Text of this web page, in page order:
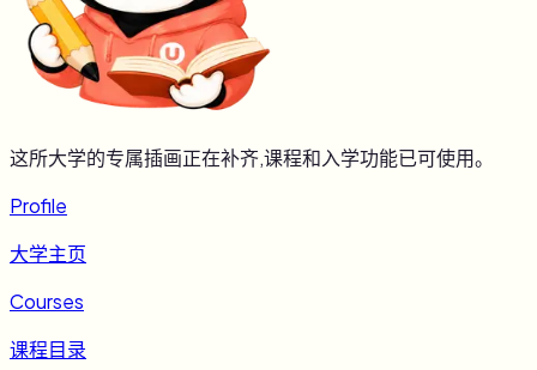
这所大学的专属插画正在补齐,课程和入学功能已可使用。
Profile
大学主页
Courses
课程目录